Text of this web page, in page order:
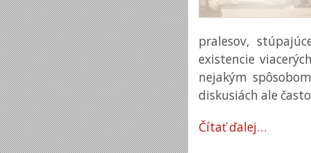
pralesov,
existencie
nejakým
diskusiách ale
Čítať ďalej…